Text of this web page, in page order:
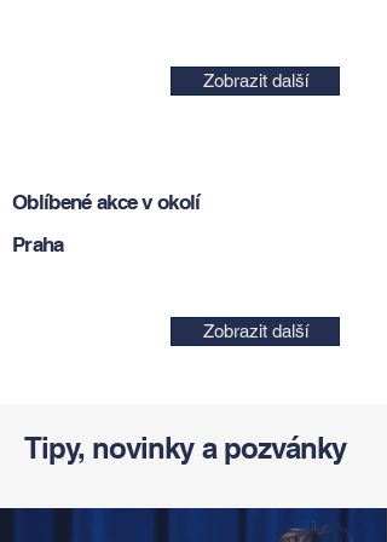
Zobrazit další
Oblíbené akce v okolí
Praha
Zobrazit další
Tipy, novinky a pozvánky